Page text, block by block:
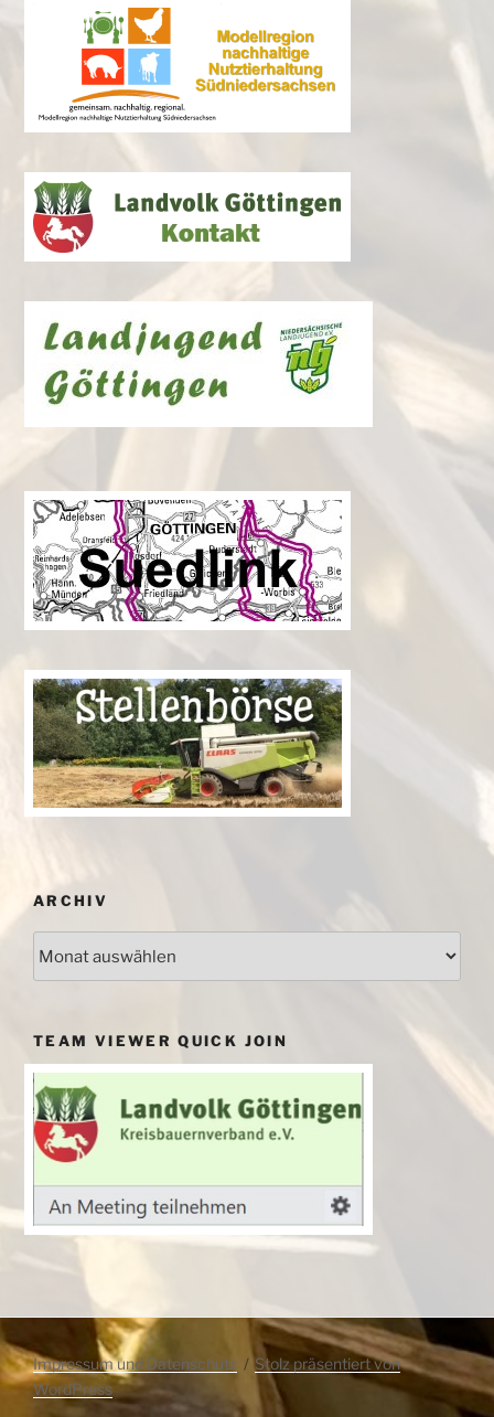
ARCHIV
TEAM VIEWER QUICK JOIN
Impressum und Datenschutz
Stolz präsentiert von
WordPress